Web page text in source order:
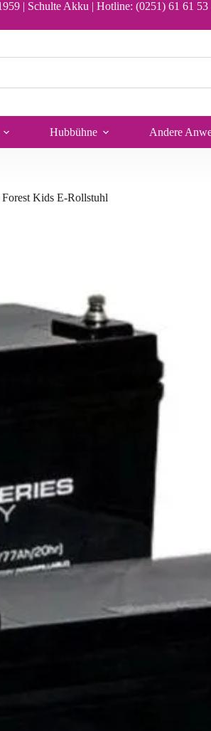
In den Warenkorb
| Schulte Akku | Hotline: (0251) 61 61 53
Hubbühne Andere
Kids E-Rollstuhl